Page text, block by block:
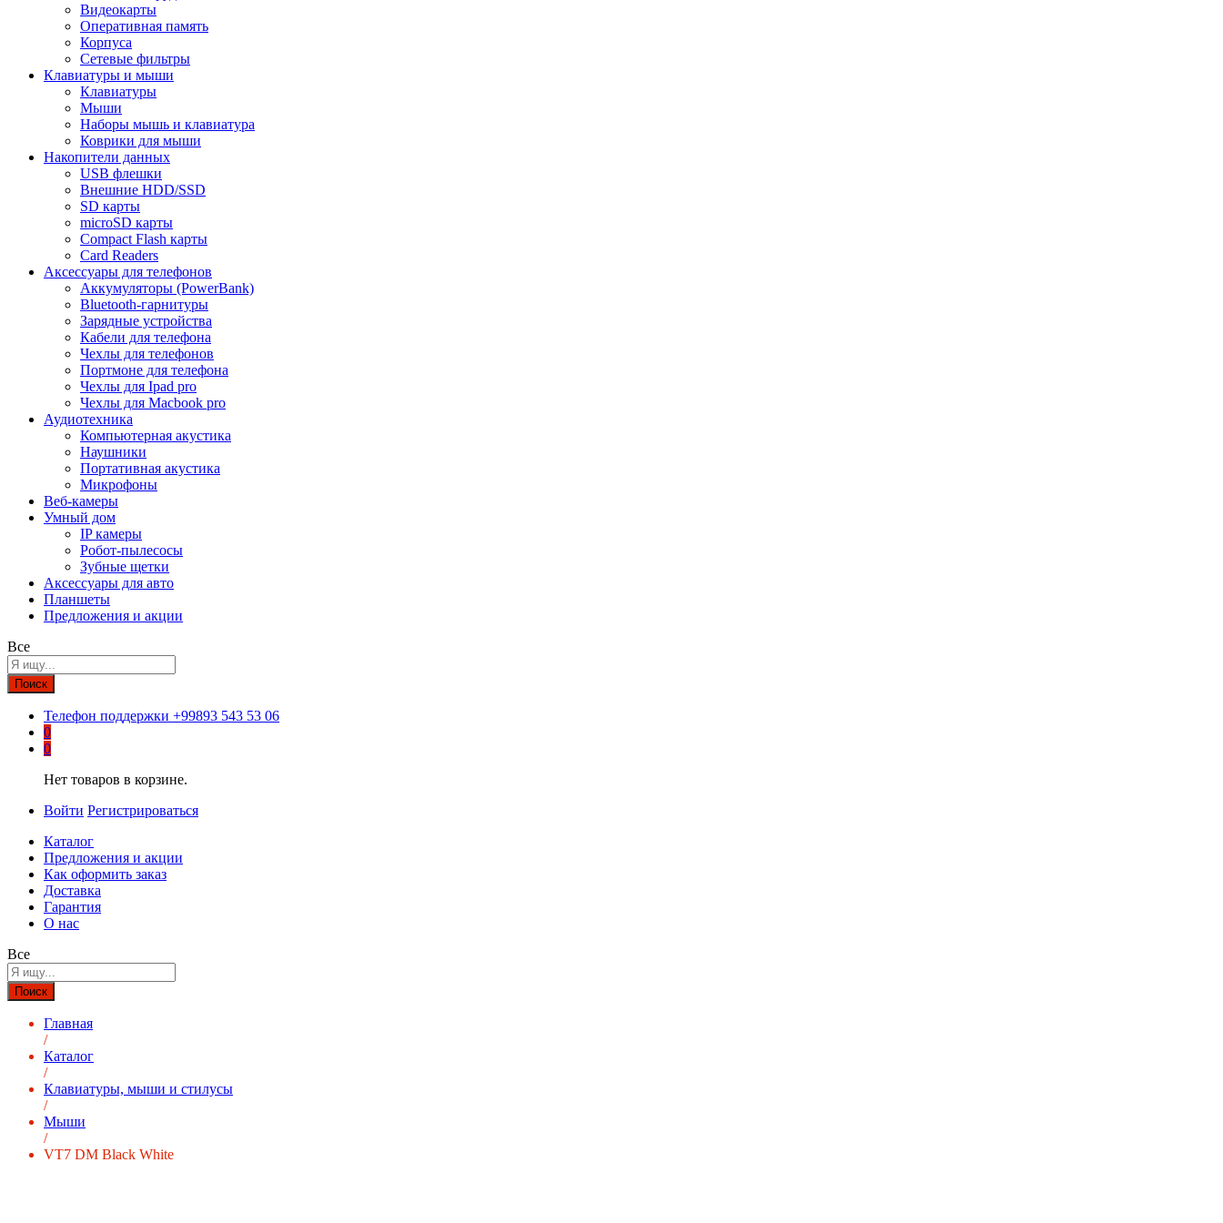
Видеокарты
Оперативная память
Корпуса
Сетевые фильтры
Клавиатуры и мыши
Клавиатуры
Мыши
Наборы мышь и клавиатура
Коврики для мыши
Накопители данных
USB флешки
Внешние HDD/SSD
SD карты
microSD карты
Compact Flash карты
Card Readers
Аксессуары для телефонов
Аккумуляторы (PowerBank)
Bluetooth-гарнитуры
Зарядные устройства
Кабели для телефона
Чехлы для телефонов
Портмоне для телефона
Чехлы для Ipad pro
Чехлы для Macbook pro
Аудиотехника
Компьютерная акустика
Наушники
Портативная акустика
Микрофоны
Веб-камеры
Умный дом
IP камеры
Робот-пылесосы
Зубные щетки
Аксессуары для авто
Планшеты
Предложения и акции
Все
Поиск
Телефон поддержки +99893 543 53 06
0
0
Нет товаров в корзине.
Войти Регистрироваться
Каталог
Предложения и акции
Как оформить заказ
Доставка
Гарантия
О нас
Все
Поиск
Главная
/
Каталог
/
Клавиатуры, мыши и стилусы
/
Мыши
/
VT7 DM Black White